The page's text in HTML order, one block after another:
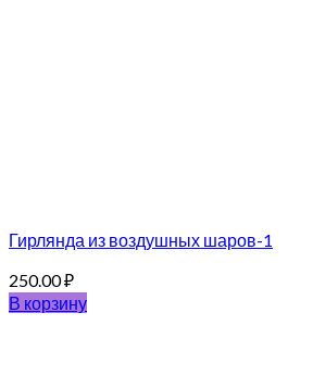
Гирлянда из воздушных шаров-1
250.00₽
В корзину